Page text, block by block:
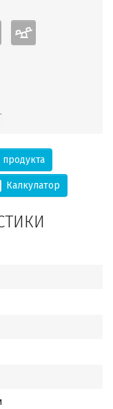
продукта
Калкулатор